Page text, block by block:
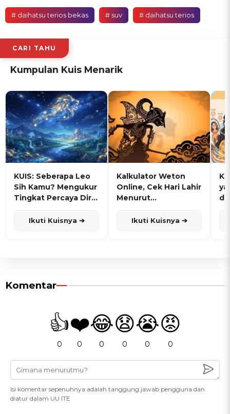
# daihatsu terios bekas # suv # daihatsu terios
CARI TAHU
Kumpulan Kuis Menarik
KUIS: Seberapa Leo
Sih Kamu? Mengukur
Tingkat Percaya Diri
Ikuti Kuisnya ➔
Kalkulator Weton
Online, Cek Hari Lahir
Menurut
Ikuti Kuisnya ➔
Komentar
👍
0
❤️
0
😂
0
😧
0
😭
0
😡
0
Isi komentar sepenuhnya adalah tanggung jawab pengguna dan
diatur dalam UU ITE